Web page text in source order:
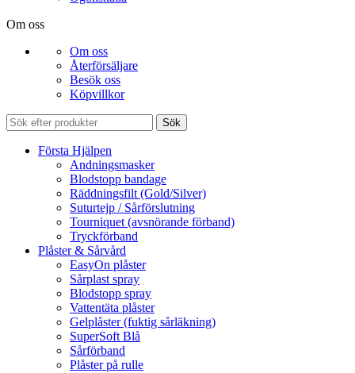
Om oss
Om oss
Återförsäljare
Besök oss
Köpvillkor
Sök
Första Hjälpen
Andningsmasker
Blodstopp bandage
Räddningsfilt (Gold/Silver)
Suturtejp / Sårförslutning
Tourniquet (avsnörande förband)
Tryckförband
Plåster & Sårvård
EasyOn plåster
Sårplast spray
Blodstopp spray
Vattentäta plåster
Gelplåster (fuktig sårläkning)
SuperSoft Blå
Sårförband
Plåster på rulle